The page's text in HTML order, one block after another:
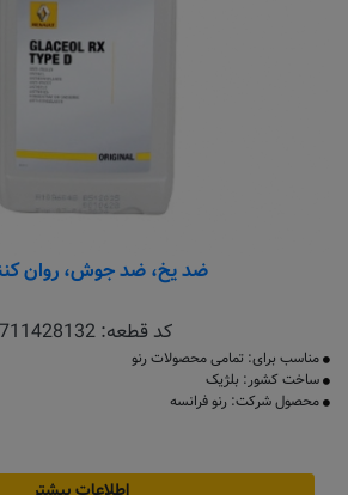
ضد یخ، ضد جوش، روان
کد قطعه:
مناسب برای: تمامی محصولات رنو
ساخت کشور: بلژیک
محصول شرکت: رنو فرانسه